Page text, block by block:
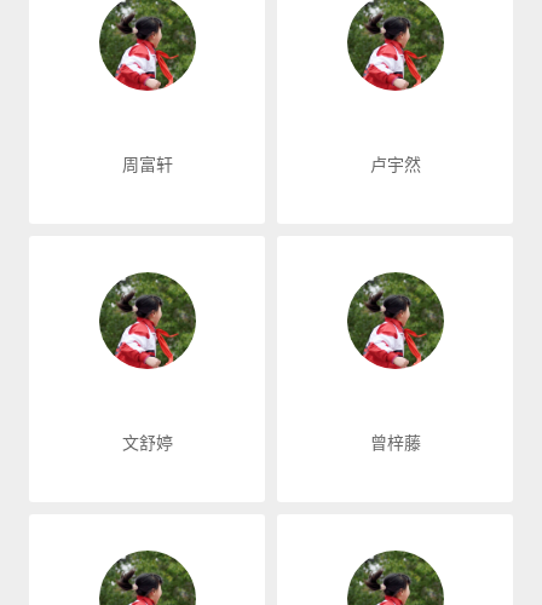
周富轩 卢宇然
文舒婷 曾梓藤